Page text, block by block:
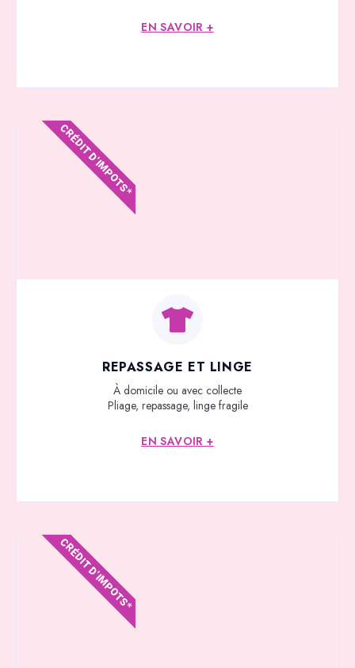
EN SAVOIR +
REPASSAGE ET LINGE
À domicile ou avec collecte
Pliage, repassage, linge fragile
EN SAVOIR +
CRÉDIT D'IMPOTS*
CRÉDIT D'IMPOTS*